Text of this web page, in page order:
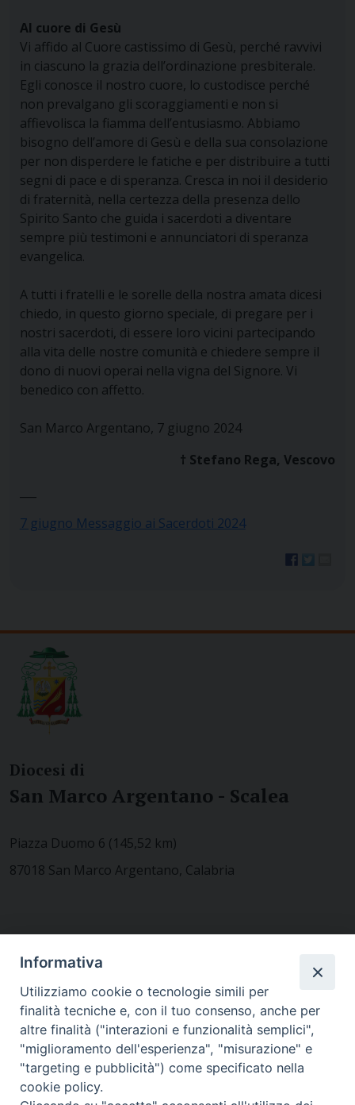
Al cuore di Gesù
Vi affido al Cuore castissimo di Gesù, perché ravvivi
in ciascuno la grazia dell’ordinazione presbiterale.
Egli conosce il nostro cuore, lo custodisce perché
non prevalgano gli scoraggiamenti e non si
affievolisca la fiamma dell’entusiasmo. Abbiamo
bisogno dell’amore di Gesù e della sua consolazione
per non disperdere le fatiche e per distribuire a tutti
segni di pace e di speranza. Cresca in noi il desiderio
di fraternità, nella certezza della presenza dello
Spirito Santo che guida i sacerdoti a diventare
sempre più testimoni e annunciatori di speranza
evangelica.
A tutti i fratelli e le sorelle della nostra amata dicesi
chiedo, in questo giorno speciale, di pregare per i
nostri sacerdoti, di essere loro vicini partecipando
alla vita delle nostre comunità e chiedere sempre il
dono di nuovi operai nella vigna del Signore. Vi
benedico con affetto.
San Marco Argentano, 7 giugno 2024
† Stefano Rega, Vescovo
7 giugno Messaggio ai Sacerdoti 2024
Diocesi di
San Marco Argentano - Scalea
Piazza Duomo 6 (145,52 km)
87018 San Marco Argentano, Calabria
MODULISTICA
WEBMAIL
Informativa
Utilizziamo cookie o tecnologie simili per
finalità tecniche e, con il tuo consenso, anche per
altre finalità ("interazioni e funzionalità semplici",
"miglioramento dell'esperienza", "misurazione" e
"targeting e pubblicità") come specificato nella
cookie policy.